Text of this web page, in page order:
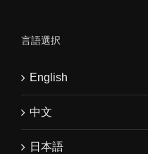
言語選択
English
中文
日本語